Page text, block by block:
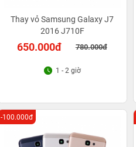
Thay vỏ Samsung Galaxy J7
2016 J710F
650.000đ 780.000đ
1 - 2 giờ
-100.000đ